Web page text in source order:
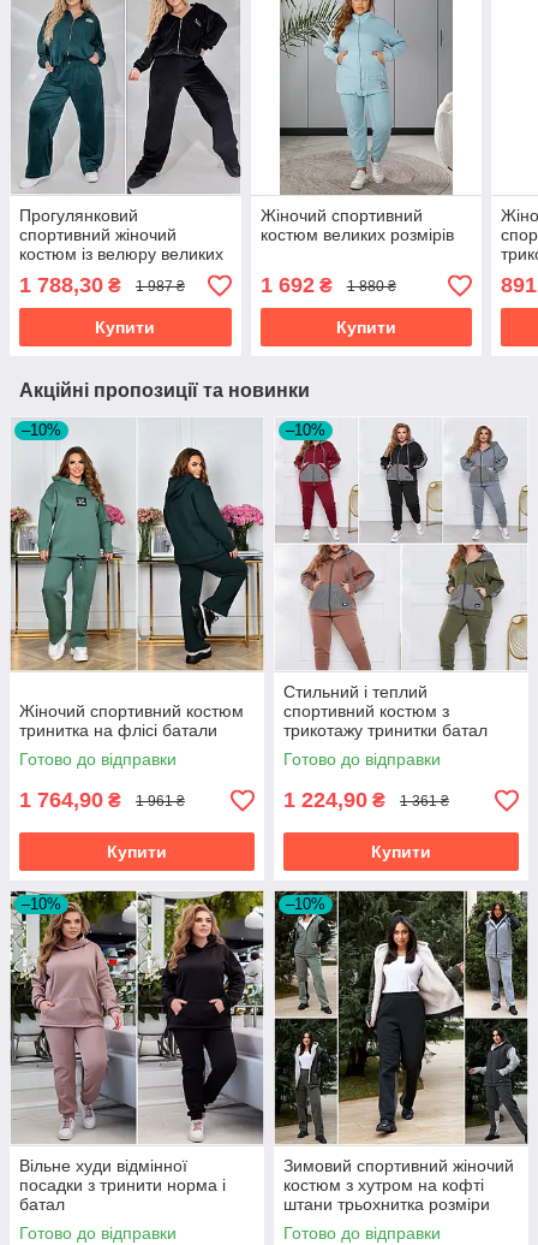
Прогулянковий
спортивний жіночий
костюм із велюру великих
розмірів
1 788,30 ₴ 1 987 ₴
Купити
Жіночий спортивний
костюм великих розмірів
1 692₴ 1 880 ₴
Купити
891
Акційні пропозиції та новинки
–10%
Жіночий спортивний костюм
тринитка на флісі батали
Готово до відправки
1 764,90 ₴ 1 961 ₴
Купити
–10%
Стильний і теплий
спортивний костюм з
трикотажу тринитки батал
Готово до відправки
1 224,90 ₴ 1 361 ₴
Купити
–10%
Вільне худи відмінної
посадки з тринити норма і
батал
Готово до відправки
–10%
Зимовий спортивний жіночий
костюм з хутром на кофті
штани трьохнитка розміри
батал
Готово до відправки